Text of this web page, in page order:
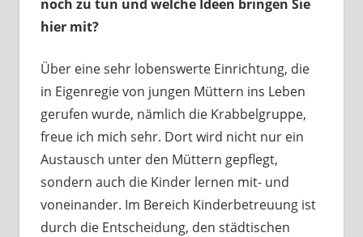
noch zu tun und welche Ideen bringen Sie
hier mit?
Über eine sehr lobenswerte Einrichtung, die
in Eigenregie von jungen Müttern ins Leben
gerufen wurde, nämlich die Krabbelgruppe,
freue ich mich sehr. Dort wird nicht nur ein
Austausch unter den Müttern gepflegt,
sondern auch die Kinder lernen mit- und
voneinander. Im Bereich Kinderbetreuung ist
durch die Entscheidung, den städtischen